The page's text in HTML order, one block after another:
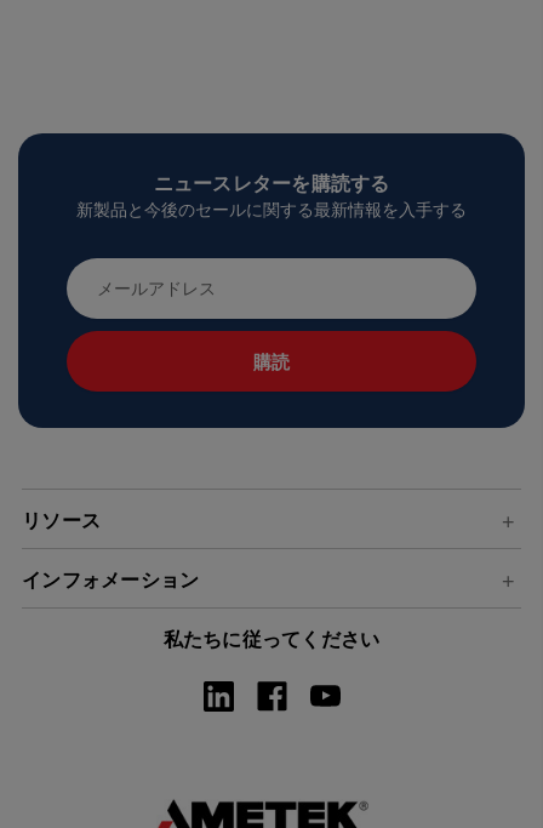
ニュースレターを購読する
新製品と今後のセールに関する最新情報を入手する
メ
ー
ル
ア
ド
リソース
インフォメーション
私たちに従ってください